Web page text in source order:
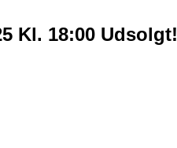
Kl. 18:00 Udsolgt!